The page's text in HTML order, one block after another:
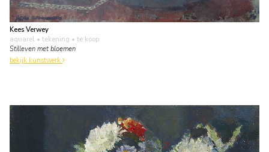
Kees Verwey
aquarel • tekening • te koop
Stilleven met bloemen
bekijk kunstwerk